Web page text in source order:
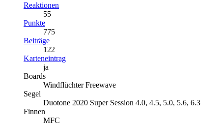
Reaktionen
55
Punkte
775
Beiträge
122
Karteneintrag
ja
Boards
Windflüchter Freewave
Segel
Duotone 2020 Super Session 4.0, 4.5, 5.0, 5.6, 6.3
Finnen
MFC